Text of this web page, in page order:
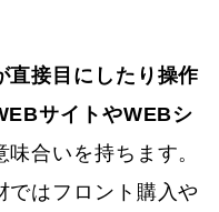
直接目にしたり操作
サイトやWEBシ
味合いを持ちます。
ではフロント購入や